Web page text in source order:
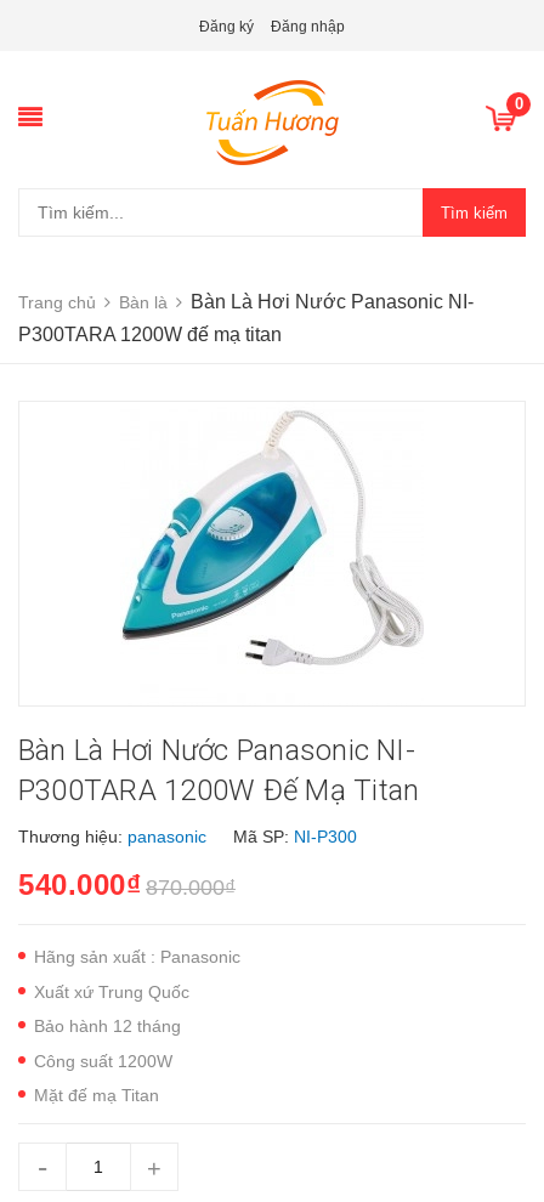
Đăng ký Đăng nhập
0
Tìm kiếm
Trang chủ Bàn là
Bàn Là Hơi Nước Panasonic NI-
P300TARA 1200W đế mạ titan
Bàn Là Hơi Nước Panasonic NI-
P300TARA 1200W Đế Mạ Titan
Thương hiệu: panasonic Mã SP: NI-P300
540.000₫ 870.000₫
Hãng sản xuất : Panasonic
Xuất xứ Trung Quốc
Bảo hành 12 tháng
Công suất 1200W
Mặt đế mạ Titan
- +